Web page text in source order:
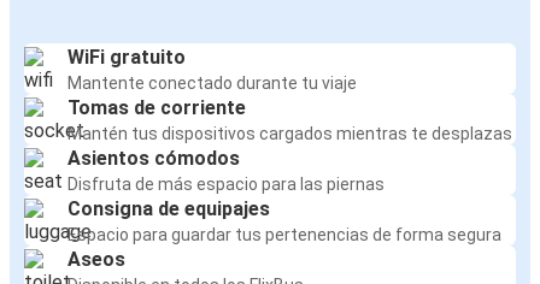
WiFi gratuito
Mantente conectado durante tu viaje
Tomas de corriente
Mantén tus dispositivos cargados mientras te desplazas
Asientos cómodos
Disfruta de más espacio para las piernas
Consigna de equipajes
Espacio para guardar tus pertenencias de forma segura
Aseos